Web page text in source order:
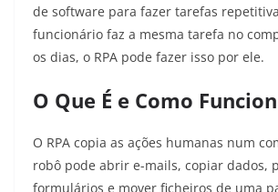
de software para fazer tarefas
funcionário faz a mesma tarefa no
os dias, o RPA pode fazer isso por ele.
O Que É e Como
O RPA copia as ações humanas num
robô pode abrir e-mails, copiar dados,
formulários e mover ficheiros de uma